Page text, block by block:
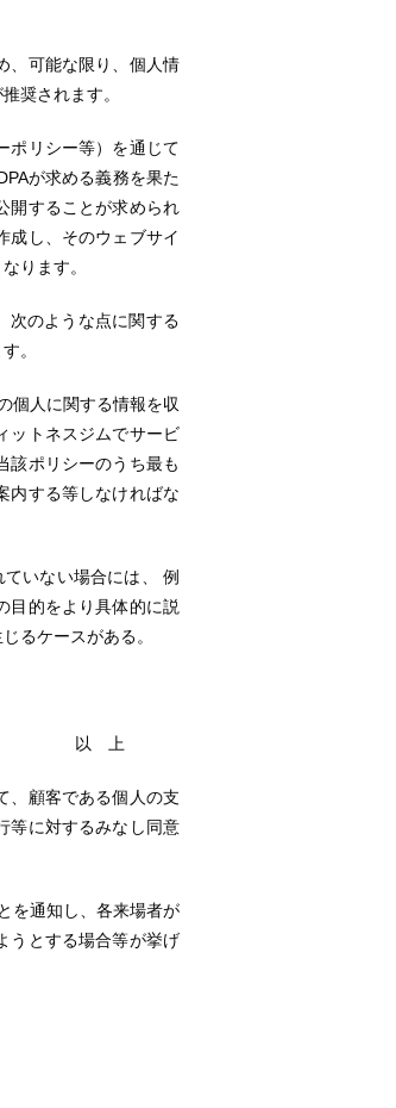
、可能な限り、個人情
奨されます。
ポリシー等）を通じて
が求める義務を果た
開することが求められ
成し、そのウェブサイ
ります。
次のような点に関する
。
個人に関する情報を収
ットネスジムでサービ
該ポリシーのうち最も
内する等しなければな
いない場合には、 例
目的をより具体的に説
るケースがある。
、顧客である個人の支
等に対するみなし同意
を通知し、各来場者が
うとする場合等が挙げ